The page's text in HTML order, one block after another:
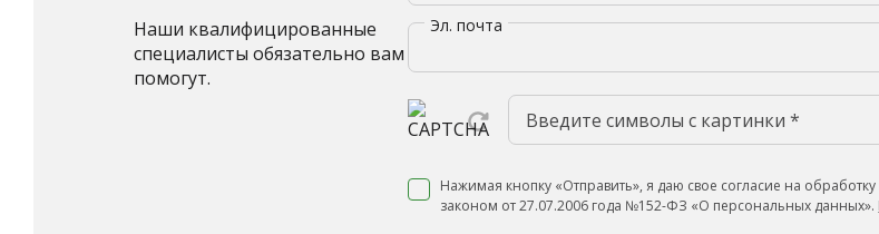
Наши квалифицированные
специалисты обязательно вам
помогут.
Эл. почта
Нажимая кнопку «Отправить», я даю свое согласие на
законом от 27.07.2006 года №152-ФЗ «О персональных данных».